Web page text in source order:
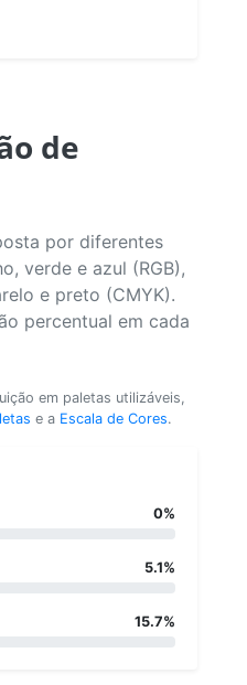
de
por diferentes
verde e azul (RGB),
e preto (CMYK).
percentual em cada
em paletas utilizáveis,
e a Escala de Cores.
0%
5.1%
15.7%